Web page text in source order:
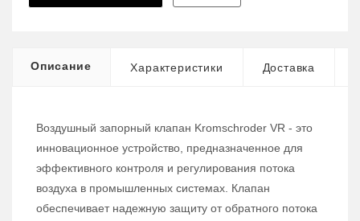
Описание Характеристики Доставка
Воздушный запорный клапан Kromschroder VR - это
инновационное устройство, предназначенное для
эффективного контроля и регулирования потока
воздуха в промышленных системах. Клапан
обеспечивает надежную защиту от обратного потока